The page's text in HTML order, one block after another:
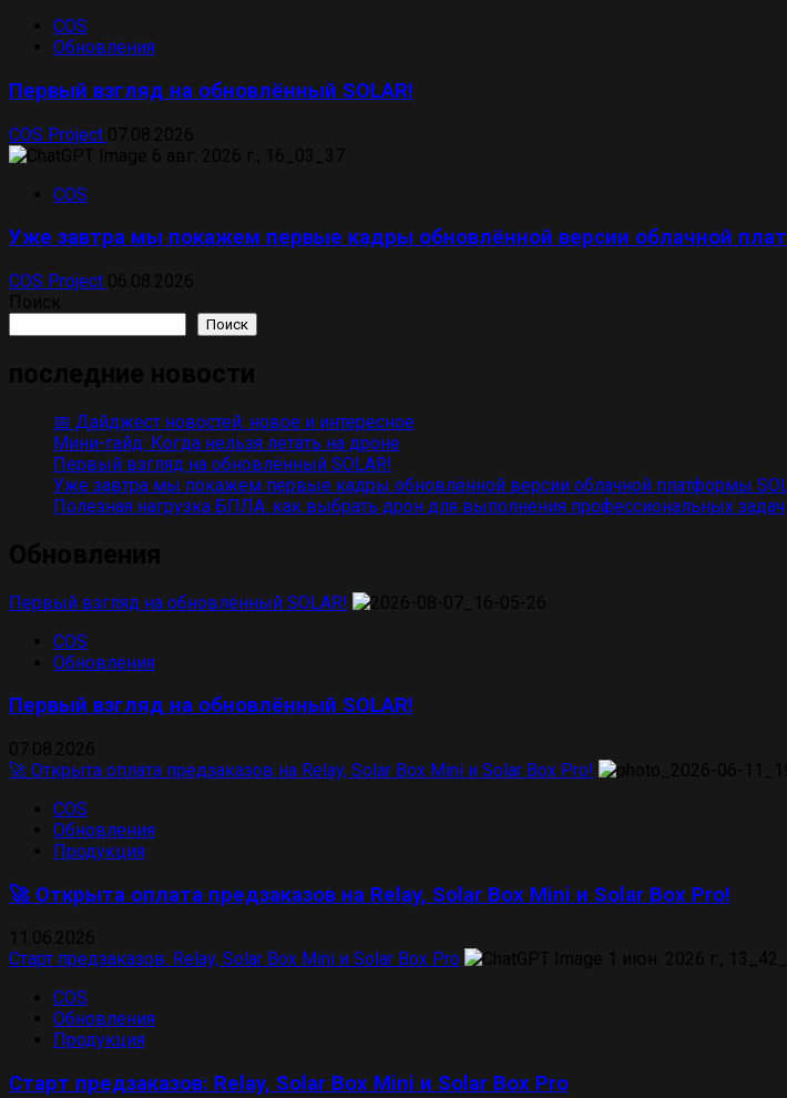
COS
Обновления
Первый взгляд на обновлённый SOLAR!
COS Project
COS
Уже завтра мы покажем первые кадры обновлённой версии облачной
COS Project
Поиск
📅 Дайджест новостей: новое и интересное
Мини-гайд: Когда нельзя летать на дроне
Первый взгляд на обновлённый SOLAR!
Уже завтра мы покажем первые кадры обновлённой версии облачной платформы
Полезная нагрузка БПЛА: как выбрать дрон для выполнения профессиональных задач
Первый взгляд на обновлённый SOLAR!
COS
Обновления
Первый взгляд на обновлённый SOLAR!
🚀 Открыта оплата предзаказов на Relay, Solar Box Mini и Solar Box Pro!
COS
Обновления
Продукция
🚀 Открыта оплата предзаказов на Relay, Solar Box Mini и Solar Box Pro!
Старт предзаказов: Relay, Solar Box Mini и Solar Box Pro
COS
Обновления
Продукция
Старт предзаказов: Relay, Solar Box Mini и Solar Box Pro